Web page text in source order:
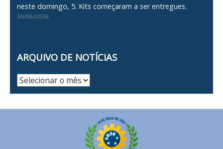
neste domingo, 5. Kits começaram a ser entregues.
30/06/2026
ARQUIVO DE NOTÍCIAS
Arquivo